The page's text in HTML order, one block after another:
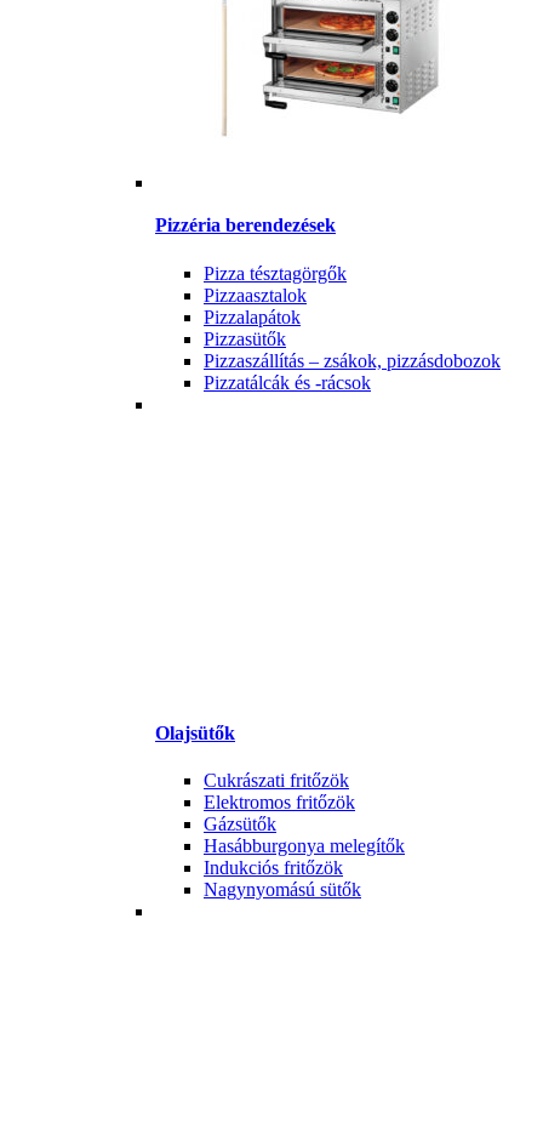
Pizzéria berendezések
Pizza tésztagörgők
Pizzaasztalok
Pizzalapátok
Pizzasütők
Pizzaszállítás – zsákok, pizzásdobozok
Pizzatálcák és -rácsok
Olajsütők
Cukrászati fritőzök
Elektromos fritőzök
Gázsütők
Hasábburgonya melegítők
Indukciós fritőzök
Nagynyomású sütők